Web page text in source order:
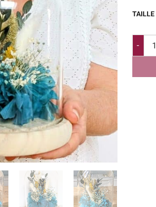
TAILLE